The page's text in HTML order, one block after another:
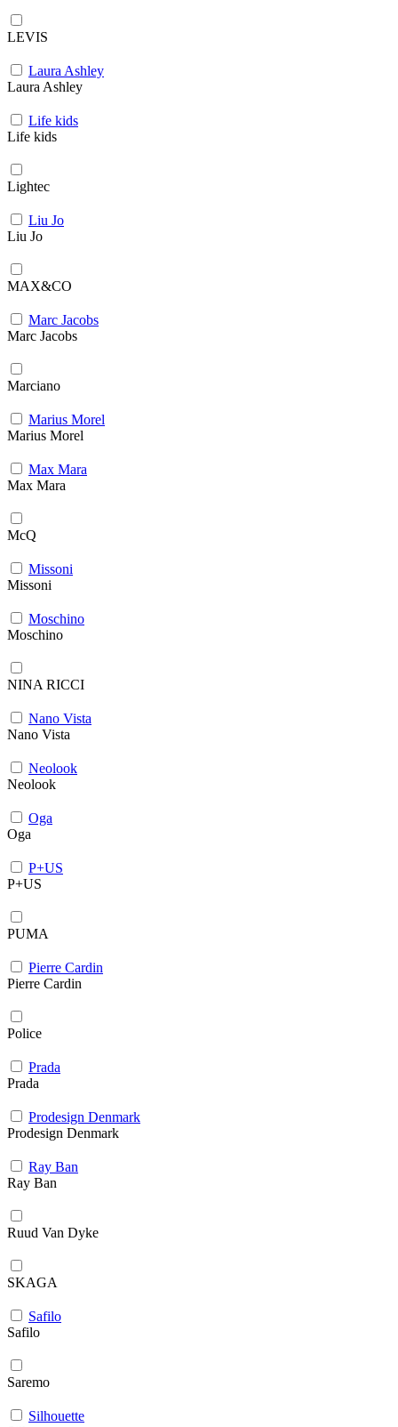
LEVIS
Laura Ashley
Laura Ashley
Life kids
Life kids
Lightec
Liu Jo
Liu Jo
MAX&CO
Marc Jacobs
Marc Jacobs
Marciano
Marius Morel
Marius Morel
Max Mara
Max Mara
McQ
Missoni
Missoni
Moschino
Moschino
NINA RICCI
Nano Vista
Nano Vista
Neolook
Neolook
Oga
Oga
P+US
P+US
PUMA
Pierre Cardin
Pierre Cardin
Police
Prada
Prada
Prodesign Denmark
Prodesign Denmark
Ray Ban
Ray Ban
Ruud Van Dyke
SKAGA
Safilo
Safilo
Saremo
Silhouette